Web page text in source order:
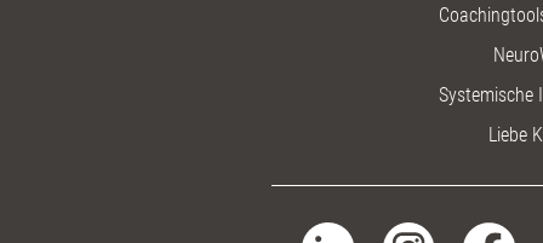
Systemische
Liebe